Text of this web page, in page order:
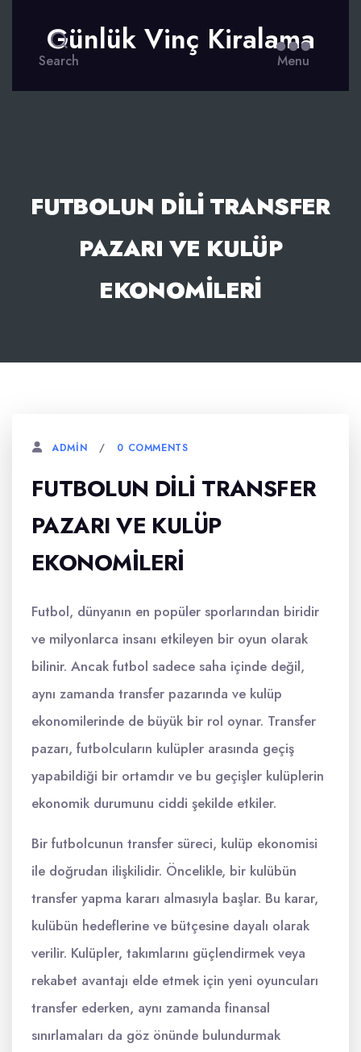
Search
Günlük Vinç Kiralama
Menu
FUTBOLUN DILI TRANSFER
PAZARI VE KULÜP
EKONOMILERI
ADMIN 0 COMMENTS
FUTBOLUN DILI TRANSFER
PAZARI VE KULÜP
EKONOMILERI
Futbol, dünyanın en popüler sporlarından biridir
ve milyonlarca insanı etkileyen bir oyun olarak
bilinir. Ancak futbol sadece saha içinde değil,
aynı zamanda transfer pazarında ve kulüp
ekonomilerinde de büyük bir rol oynar. Transfer
pazarı, futbolcuların kulüpler arasında geçiş
yapabildiği bir ortamdır ve bu geçişler kulüplerin
ekonomik durumunu ciddi şekilde etkiler.
Bir futbolcunun transfer süreci, kulüp ekonomisi
ile doğrudan ilişkilidir. Öncelikle, bir kulübün
transfer yapma kararı almasıyla başlar. Bu karar,
kulübün hedeflerine ve bütçesine dayalı olarak
verilir. Kulüpler, takımlarını güçlendirmek veya
rekabet avantajı elde etmek için yeni oyuncuları
transfer ederken, aynı zamanda finansal
sınırlamaları da göz önünde bulundurmak